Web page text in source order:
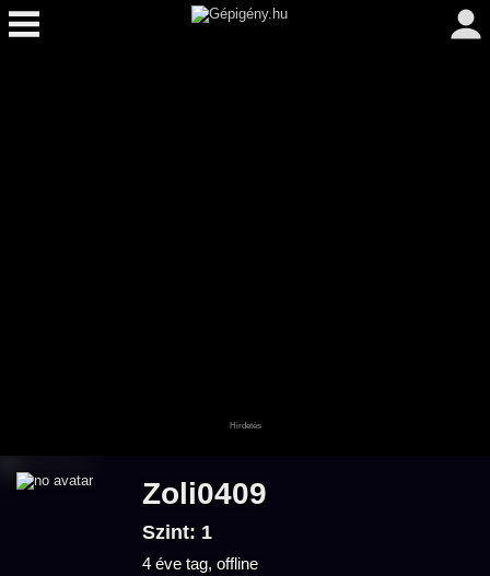
Zoli0409
Szint: 1
4 éve tag, offline